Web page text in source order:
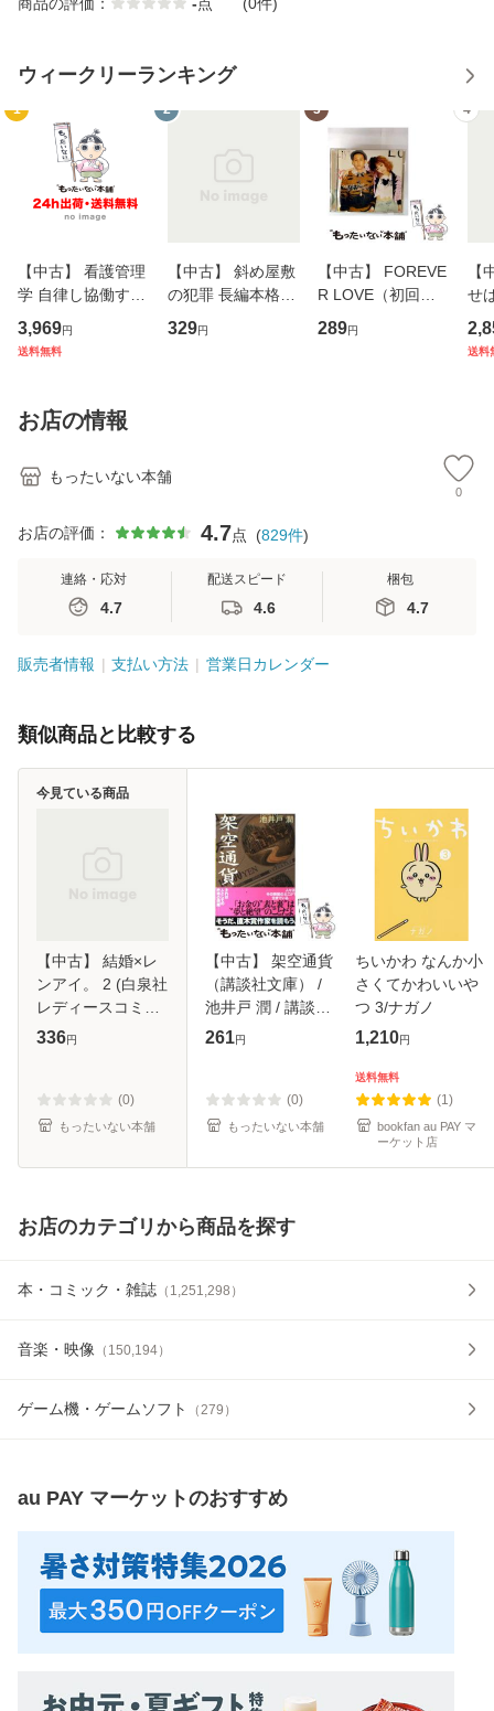
ウィークリーランキング
1
【中古】 看護管理
学 自律し協働する
専門職の看護マネ
ジメントスキル 改
恵 藤本幸三 / 南江
堂 [単行
3,969円
送料無料
2
【中古】 斜め屋敷
の犯罪 長編本格推
理小説 (光文社文
庫) / 島田荘司 / 光
329円
3
【中古】 FOREVE
R LOVE（初回生
産限定盤） / 清水
翔太×加藤ミリヤ /
289円
4
【
せ
タ
送料
お店の情報
もったいない本舗
0
お店の評価： 4.7点 (829件)
連絡・応対
4.7
配送スピード
4.6
梱包
4.7
販売者情報 支払い方法 営業日カレンダー
類似商品と比較する
【中古】 結婚×レ
ンアイ。 2 (白泉社
レディースコミッ
クス) / 萩尾彬 / 白
料】
336円
(0)
もったいない本舗
今見ている商品
【中古】 架空通貨
（講談社文庫） /
池井戸 潤 / 講談社
[文庫]【メール便送
261円
(0)
もったいない本舗
ちいかわ なんか小
さくてかわいいや
つ 3/ナガノ
1,210円
送料無料
(1)
bookfan au PAY マ
ーケット店
お店のカテゴリから商品を探す
本・コミック・雑誌 （ 1,251,298 ）
音楽・映像 （ 150,194）
ゲーム機・ゲームソフト （279 ）
au PAY マーケットのおすすめ